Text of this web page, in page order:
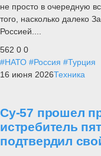
не просто в очередную
того, насколько далеко
Россией....
562 0 0
#НАТО #Россия #Турция
16 июня 2026Техника
Су-57 прошел
истребитель
подтвердил